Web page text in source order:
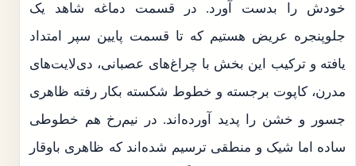
خودش را بدست آورد. در قسمت دماغه شاهد یک
جلوپنجره عریض هستیم که تا قسمت پایین سپر امتداد
یافته و ترکیب این بخش با چراغ‌های عصبانی، دی‌لایت‌های
مدرن، کاپوت برجسته و خطوط شکسته بکار رفته ظاهری
جسور و خشن را پدید آورده‌اند. در نیم‌رخ هم خطوطی
ساده اما شیک و منطقی ترسیم شده‌اند که ظاهری باوقار